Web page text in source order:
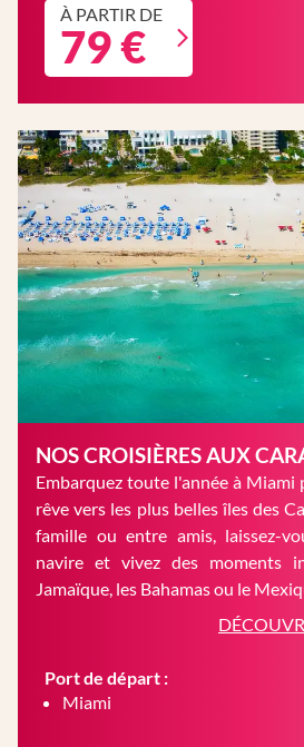
À PARTIR DE
79 €
NOS CROISIÈRES AUX
Embarquez toute l'année à Miami
rêve vers les plus belles îles des
famille ou entre amis, laissez-
navire et vivez des moments
Jamaïque, les Bahamas ou le
Port de départ :
Miami